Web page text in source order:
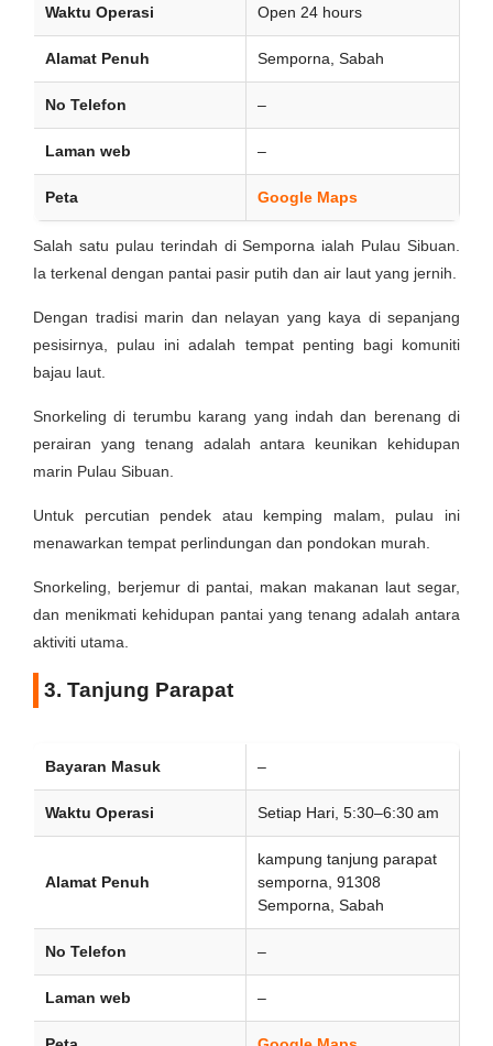
Waktu Operasi Open 24 hours
Alamat Penuh Semporna, Sabah
No Telefon –
Laman web –
Peta Google Maps
Salah satu pulau terindah di Semporna ialah Pulau Sibuan.
Ia terkenal dengan pantai pasir putih dan air laut yang jernih.
Dengan tradisi marin dan nelayan yang kaya di sepanjang
pesisirnya, pulau ini adalah tempat penting bagi komuniti
bajau laut.
Snorkeling di terumbu karang yang indah dan berenang di
perairan yang tenang adalah antara keunikan kehidupan
marin Pulau Sibuan.
Untuk percutian pendek atau kemping malam, pulau ini
menawarkan tempat perlindungan dan pondokan murah.
Snorkeling, berjemur di pantai, makan makanan laut segar,
dan menikmati kehidupan pantai yang tenang adalah antara
aktiviti utama.
3. Tanjung Parapat
Bayaran Masuk –
Waktu Operasi Setiap Hari, 5:30–6:30 am
Alamat Penuh
kampung tanjung parapat
semporna, 91308
Semporna, Sabah
No Telefon –
Laman web –